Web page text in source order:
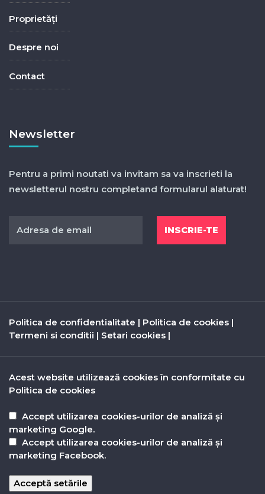
Proprietăți
Despre noi
Contact
Newsletter
Pentru a primi noutati va invitam sa va inscrieti la
newsletterul nostru completand formularul alaturat!
Politica de confidentialitate | Politica de cookies |
Termeni si conditii | Setari cookies |
Acest website utilizează cookies în conformitate cu
Politica de cookies
Accept utilizarea cookies-urilor de analiză și
marketing Google.
Accept utilizarea cookies-urilor de analiză și
marketing Facebook.